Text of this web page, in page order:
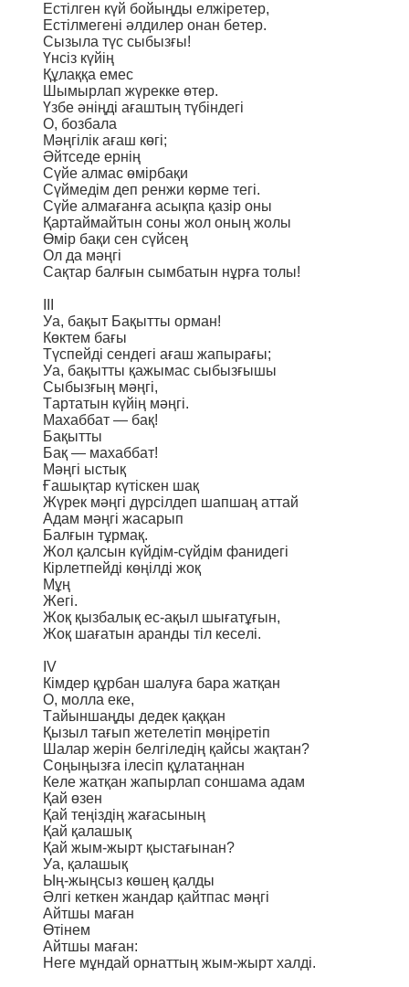
Естілген күй бойыңды елжіретер,
Естілмегені әлдилер онан бетер.
Сызыла түс сыбызғы!
Үнсіз күйің
Құлаққа емес
Шымырлап жүрекке өтер.
Үзбе әніңді ағаштың түбіндегі
О, бозбала
Мәңгілік ағаш көгі;
Әйтседе ернің
Сүйе алмас өмірбақи
Сүймедім деп ренжи көрме тегі.
Сүйе алмағанға асықпа қазір оны
Қартаймайтын соны жол оның жолы
Өмір бақи сен сүйсең
Ол да мәңгі
Сақтар балғын сымбатын нұрға толы!
Уа, бақыт Бақытты орман!
Көктем бағы
Түспейді сендегі ағаш жапырағы;
Уа, бақытты қажымас сыбызғышы
Сыбызғың мәңгі,
Тартатын күйің мәңгі.
Махаббат — бақ!
Бақытты
Бақ — махаббат!
Мәңгі ыстық
Ғашықтар күтіскен шақ
Жүрек мәңгі дүрсілдеп шапшаң аттай
Адам мәңгі жасарып
Балғын тұрмақ.
Жол қалсын күйдім-сүйдім фанидегі
Кірлетпейді көңілді жоқ
Мұң
Жегі.
Жоқ қызбалық ес-ақыл шығатұғын,
Жоқ шағатын аранды тіл кеселі.
IV
Кімдер құрбан шалуға бара жатқан
О, молла еке,
Тайыншаңды дедек қаққан
Қызыл тағып жетелетіп мөңіретіп
Шалар жерін белгіледің қайсы жақтан?
Соңыңызға ілесіп құлатаңнан
Келе жатқан жапырлап соншама адам
Қай өзен
Қай теңіздің жағасының
Қай қалашық
Қай жым-жырт қыстағынан?
Уа, қалашық
Ың-жыңсыз көшең қалды
Әлгі кеткен жандар қайтпас мәңгі
Айтшы маған
Өтінем
Айтшы маған:
Неге мұндай орнаттың жым-жырт халді.